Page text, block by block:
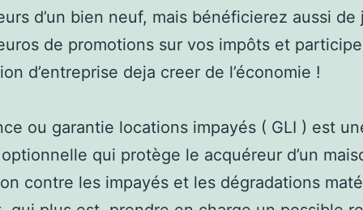
d’un bien neuf, mais bénéficierez aussi de
de promotions sur vos impôts et
d’entreprise deja creer de l’économie !
ou garantie locations impayés ( GLI ) est
qui protège le acquéreur d’un
contre les impayés et les dégradations